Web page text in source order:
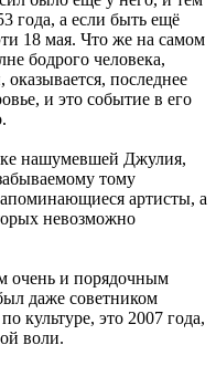
года, а если быть ещё
18 мая. Что же на самом
бодрого человека,
последнее
и это событие в его
нашумевшей Джулия,
тому
артисты, а
невозможно
очень и порядочным
даже советником
культуре, это 2007 года,
воли.